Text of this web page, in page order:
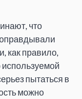
что
как правило,
пытаться в
можно